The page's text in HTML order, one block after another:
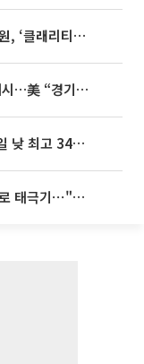
미국, 가상자산 포괄 규제 속도…상원, ‘클래리티법’ 9월 절차투표 추진
이란, 미국에 호르무즈 합의 조건 제시…美 “경기 아직 안 끝나” [종합]
[내일 날씨] 전국 무더위 계속…10일 낮 최고 34도 육박
서경덕 교수, 김희철도 분노한 거꾸로 태극기⋯"엉터리는 아냐, 아쉬울 뿐"